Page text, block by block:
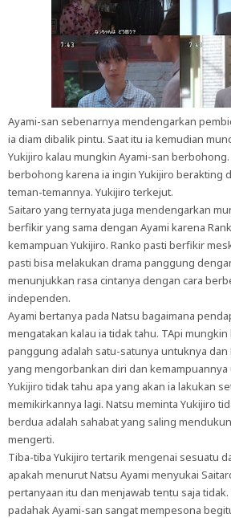
Ayami-san sebenarnya mendengarkan
ia diam dibalik pintu. Saat itu ia kemudian
Yukijiro kalau mungkin Ayami-san
berbohong karena ia ingin Yukijiro berakting
teman-temannya. Yukijiro terkejut.
Saitaro yang ternyata juga mendengarkan
berfikir yang sama dengan Ayami karena
kemampuan Yukijiro. Ranko pasti berfikir
pasti bisa melakukan drama panggung
menunjukkan rasa cintanya dengan cara
independen.
Ayami bertanya pada Natsu bagaimana
mengatakan kalau ia tidak tahu. TApi mungkin
panggung adalah satu-satunya untuknya dan
yang mengorbankan diri dan kemampuannya
Yukijiro tidak tahu apa yang akan ia lakukan
memikirkannya lagi. Natsu meminta Yukijiro
berdua adalah sahabat yang saling
mengerti.
Tiba-tiba Yukijiro tertarik mengenai sesuatu
apakah menurut Natsu Ayami menyukai
pertanyaan itu dan menjawab tentu saja
padahak Ayami-san sangat mempesona